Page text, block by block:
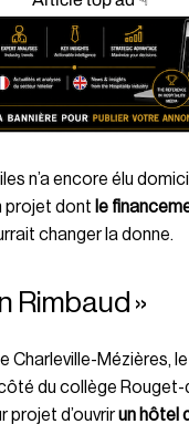
n’a encore élu
projet dont le
changer la donne.
Rimbaud »
Charleville-Mézières,
du collège Rouget-
projet d’ouvrirun hôtel